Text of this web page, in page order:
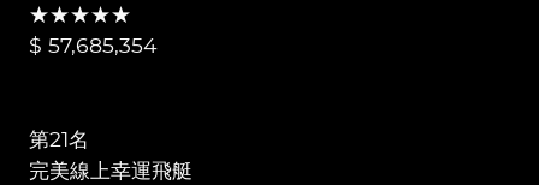
★★★★★
$ 57,685,354
第21名
完美線上幸運飛艇